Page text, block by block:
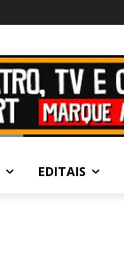
EDITAIS